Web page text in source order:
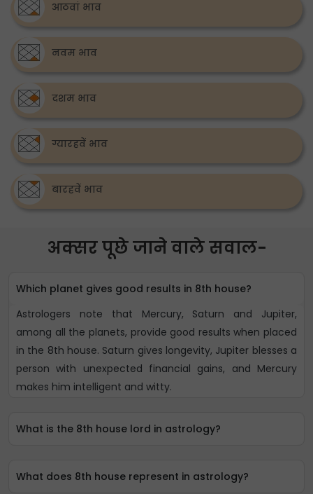
आठवां भाव
नवम भाव
दशम भाव
ग्यारहवें भाव
बारहवें भाव
अक्सर पूछे जाने वाले सवाल-
Which planet gives good results in 8th house?
Astrologers note that Mercury, Saturn and Jupiter,
among all the planets, provide good results when placed
in the 8th house. Saturn gives longevity, Jupiter blesses a
person with unexpected financial gains, and Mercury
makes him intelligent and witty.
What is the 8th house lord in astrology?
What does 8th house represent in astrology?